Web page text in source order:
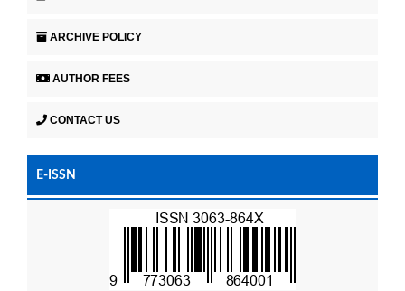
ARCHIVE POLICY
AUTHOR FEES
CONTACT US
E-ISSN